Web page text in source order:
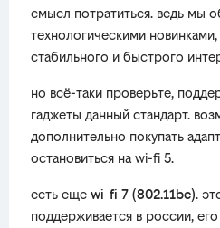
смысл потратиться. ведь мы
технологическими
стабильного и быстрого
но всё-таки проверьте,
гаджеты данный стандарт.
дополнительно покупать
остановиться на wi-fi 5.
есть еще wi-fi 7 (802.11be).
поддерживается в россии,